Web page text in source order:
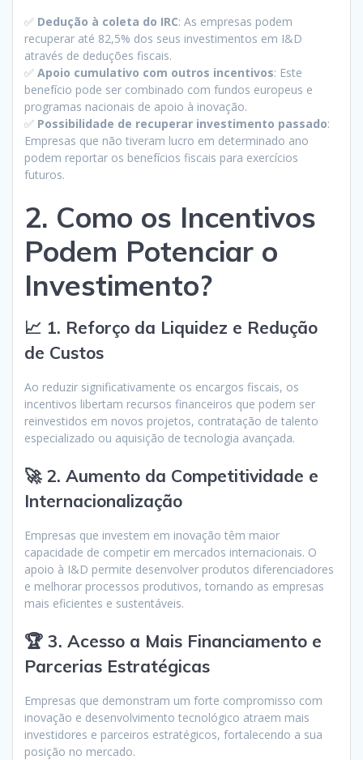
✅ Dedução à coleta do IRC: As empresas podem
recuperar até 82,5% dos seus investimentos em I&D
através de deduções fiscais.
✅ Apoio cumulativo com outros incentivos: Este
benefício pode ser combinado com fundos europeus e
programas nacionais de apoio à inovação.
✅ Possibilidade de recuperar investimento passado:
Empresas que não tiveram lucro em determinado ano
podem reportar os benefícios fiscais para exercícios
futuros.
2. Como os Incentivos
Podem Potenciar o
Investimento?
📈 1. Reforço da Liquidez e Redução
de Custos
Ao reduzir significativamente os encargos fiscais, os
incentivos libertam recursos financeiros que podem ser
reinvestidos em novos projetos, contratação de talento
especializado ou aquisição de tecnologia avançada.
🚀 2. Aumento da Competitividade e
Internacionalização
Empresas que investem em inovação têm maior
capacidade de competir em mercados internacionais. O
apoio à I&D permite desenvolver produtos diferenciadores
e melhorar processos produtivos, tornando as empresas
mais eficientes e sustentáveis.
🏆 3. Acesso a Mais Financiamento e
Parcerias Estratégicas
Empresas que demonstram um forte compromisso com
inovação e desenvolvimento tecnológico atraem mais
investidores e parceiros estratégicos, fortalecendo a sua
posição no mercado.